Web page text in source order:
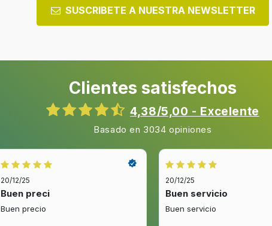
SUSCRIBETE A NUESTRA NEWSLETTER
Clientes satisfechos
4,38/5,00 - Excelente
Basado en 3034 opiniones
20/12/25
Buen preci
Buen precio
20/12/25
Buen servicio
Buen servicio